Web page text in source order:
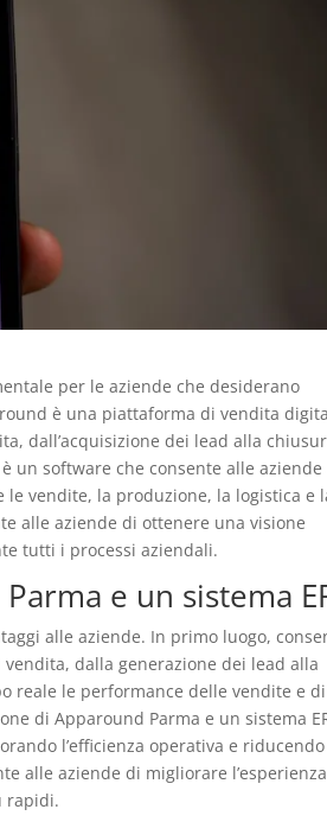
per le aziende che desiderano
è una piattaforma di vendita
dall’acquisizione dei lead alla
un software che consente alle aziende
vendite, la produzione, la logistica e
alle aziende di ottenere una visione
tutti i processi aziendali.
e un sistema
alle aziende. In primo luogo,
dalla generazione dei lead alla
reale le performance delle vendite e di
di Apparound Parma e un sistema
l’efficienza operativa e
alle aziende di migliorare
rapidi.